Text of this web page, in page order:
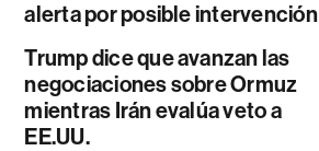
alerta por posible intervención
Trump dice que avanzan las
negociaciones sobre Ormuz
mientras Irán evalúa veto a
EE.UU.